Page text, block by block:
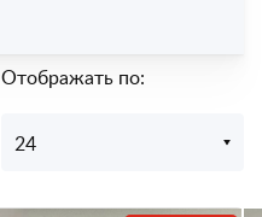
Отображать по:
24